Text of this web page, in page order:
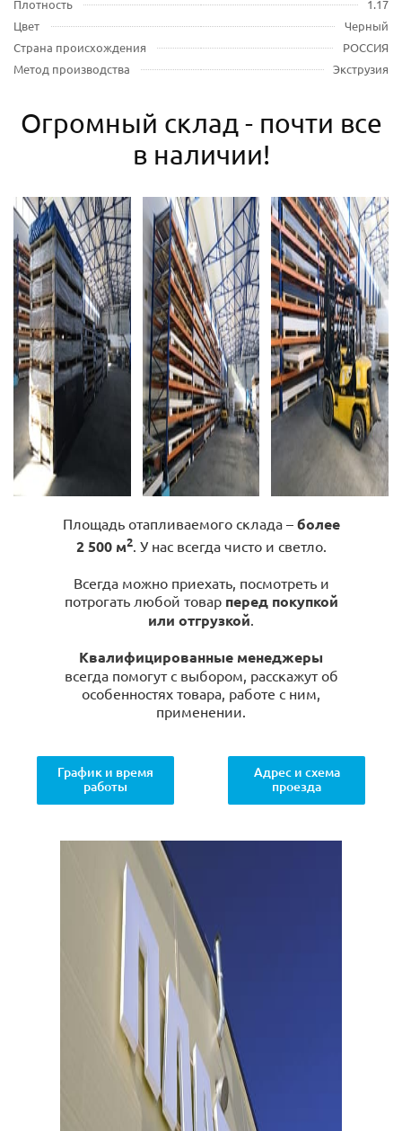
Плотность
1.17
Цвет
Черный
Страна происхождения
РОССИЯ
Метод производства
Экструзия
Огромный склад - почти все
в наличии!
Площадь отапливаемого склада – более
2 500 м2. У нас всегда чисто и светло.
Всегда можно приехать, посмотреть и
потрогать любой товар перед покупкой
или отгрузкой.
Квалифицированные менеджеры
всегда помогут с выбором, расскажут об
особенностях товара, работе с ним,
применении.
График и время
работы
Адрес и схема
проезда